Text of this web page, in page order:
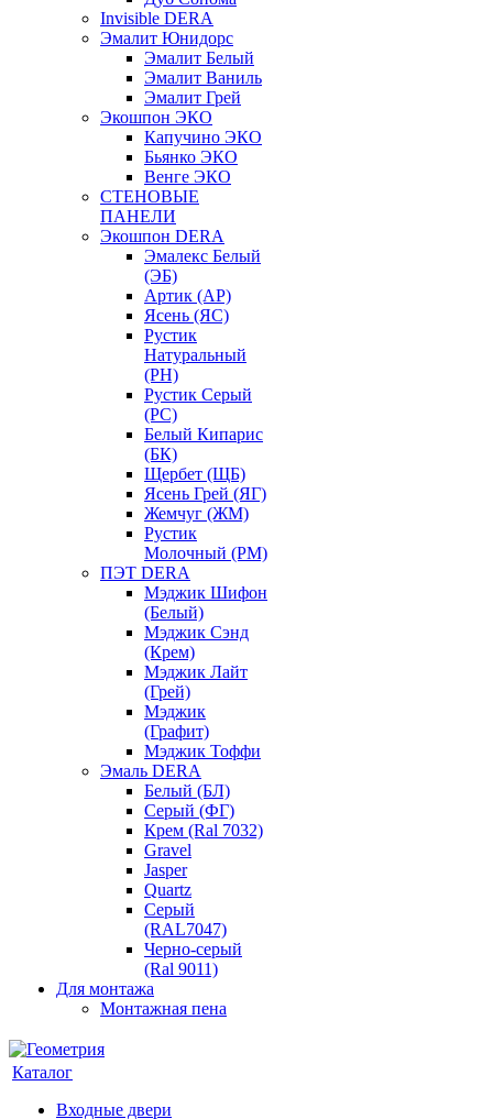
Invisible DERA
Эмалит Юнидорс
Эмалит Белый
Эмалит Ваниль
Эмалит Грей
Экошпон ЭКО
Капучино ЭКО
Бьянко ЭКО
Венге ЭКО
СТЕНОВЫЕ
ПАНЕЛИ
Экошпон DERA
Эмалекс Белый
(ЭБ)
Артик (АР)
Ясень (ЯС)
Рустик
Натуральный
(РН)
Рустик Серый
(РС)
Белый Кипарис
(БК)
Щербет (ЩБ)
Ясень Грей (ЯГ)
Жемчуг (ЖМ)
Рустик
Молочный (РМ)
ПЭТ DERA
Мэджик Шифон
(Белый)
Мэджик Сэнд
(Крем)
Мэджик Лайт
(Грей)
Мэджик
(Графит)
Мэджик Тоффи
Эмаль DERA
Белый (БЛ)
Серый (ФГ)
Крем (Ral 7032)
Gravel
Jasper
Quartz
Серый
(RAL7047)
Черно-серый
(Ral 9011)
Для монтажа
Монтажная пена
Каталог
Входные двери